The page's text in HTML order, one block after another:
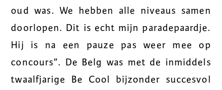
oud was. We hebben alle niveaus samen
doorlopen. Dit is echt mijn paradepaardje.
Hij is na een pauze pas weer mee op
concours”. De Belg was met de inmiddels
twaalfjarige Be Cool bijzonder succesvol